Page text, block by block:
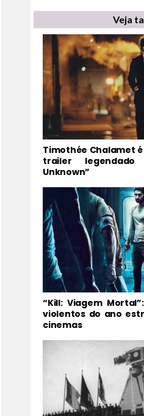
Veja
Timothée Chalamet
trailer
Unknown”
“Kill: Viagem
violentos do ano
cinemas